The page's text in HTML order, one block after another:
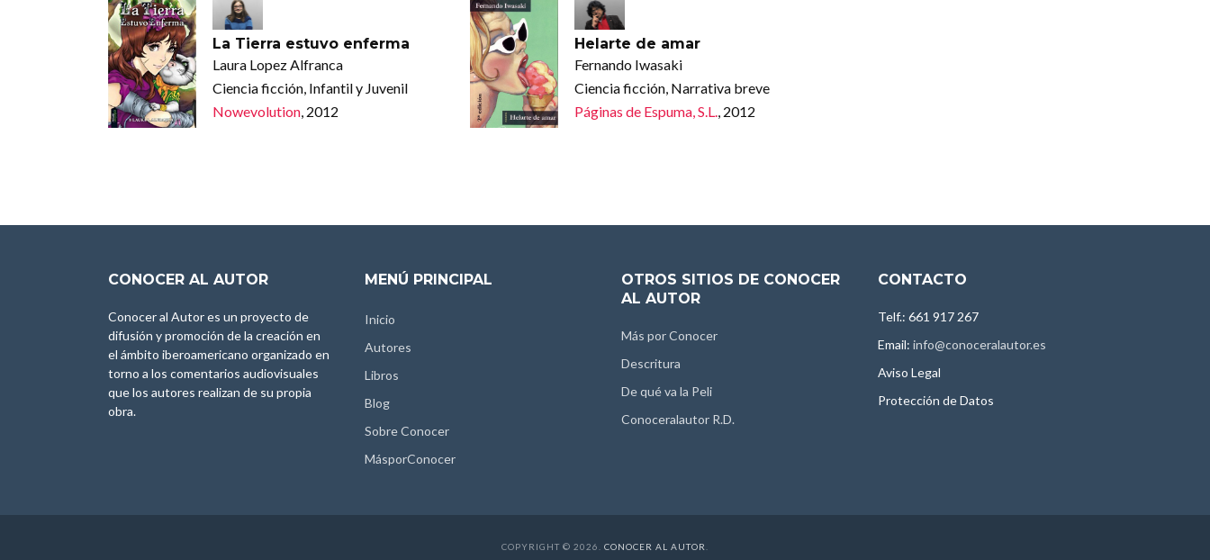
La Tierra estuvo enferma
Laura Lopez Alfranca
Ciencia ficción, Infantil y Juvenil
Nowevolution, 2012
Helarte de amar
Fernando Iwasaki
Ciencia ficción, Narrativa breve
Páginas de Espuma, S.L.
, 2012
CONOCER AL AUTOR
Conocer al Autor es un proyecto de
difusión y promoción de la creación en
el ámbito iberoamericano organizado en
torno a los comentarios audiovisuales
que los autores realizan de su propia
obra.
MENÚ PRINCIPAL
Inicio
Autores
Libros
Blog
Sobre Conocer
MásporConocer
OTROS SITIOS DE CONOCER
AL AUTOR
Más por Conocer
Descritura
De qué va la Peli
Conoceralautor R.D.
CONTACTO
Telf.: 661 917 267
Email: info@conoceralautor.es
Aviso Legal
Protección de Datos
COPYRIGHT © 2026. CONOCER AL AUTOR